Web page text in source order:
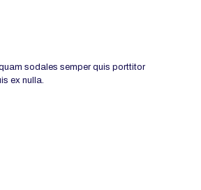
sodales semper quis porttitor
ex nulla.